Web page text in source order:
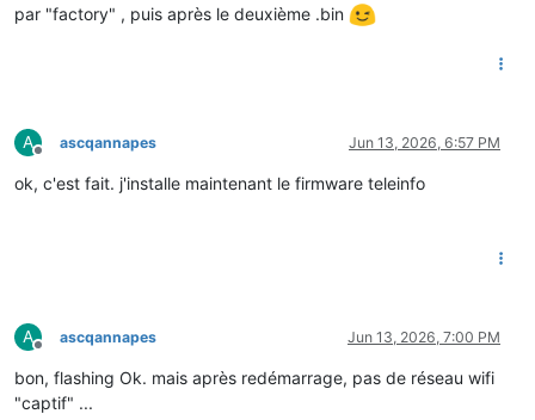
par "factory" , puis après le deuxième .bin
A
Offline
ascqannapes Jun 13, 2026, 6:57 PM
ok, c'est fait. j'installe maintenant le firmware teleinfo
A
Offline
ascqannapes Jun 13, 2026, 7:00 PM
bon, flashing Ok. mais après redémarrage, pas de réseau wifi
"captif" ...